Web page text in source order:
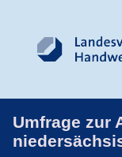
Umfrage zur